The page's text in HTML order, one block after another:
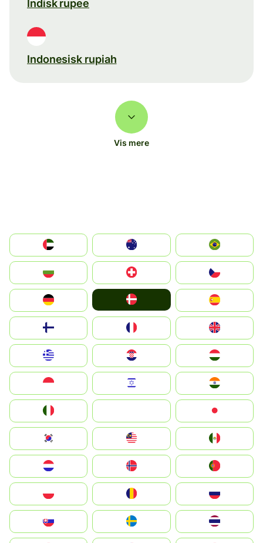
Indisk rupee
Indonesisk rupiah
Vis mere
الإمارات العربية المتحدة
Switzerland
Deutschland
United Kingdom
Magyarország
South Korea